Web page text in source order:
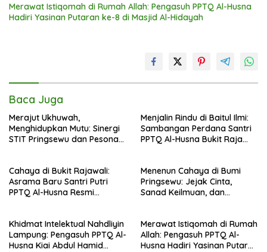
Merawat Istiqomah di Rumah Allah: Pengasuh PPTQ Al-Husna
Hadiri Yasinan Putaran ke-8 di Masjid Al-Hidayah
Baca Juga
Merajut Ukhuwah,
Menghidupkan Mutu: Sinergi
STIT Pringsewu dan Pesona
Menjalin Rindu di Baitul Ilmi:
Sambangan Perdana Santri
PPTQ Al-Husna Bukit Raja
Suci
Cahaya di Bukit Rajawali:
Asrama Baru Santri Putri
PPTQ Al-Husna Resmi
Menenun Cahaya di Bumi
Pringsewu: Jejak Cinta,
Sanad Keilmuan, dan
Nahdlatul Ulama
Khidmat Intelektual Nahdliyin
Lampung: Pengasuh PPTQ Al-
Husna Kiai Abdul Hamid
Merawat Istiqomah di Rumah
Allah: Pengasuh PPTQ Al-
Husna Hadiri Yasinan Putaran